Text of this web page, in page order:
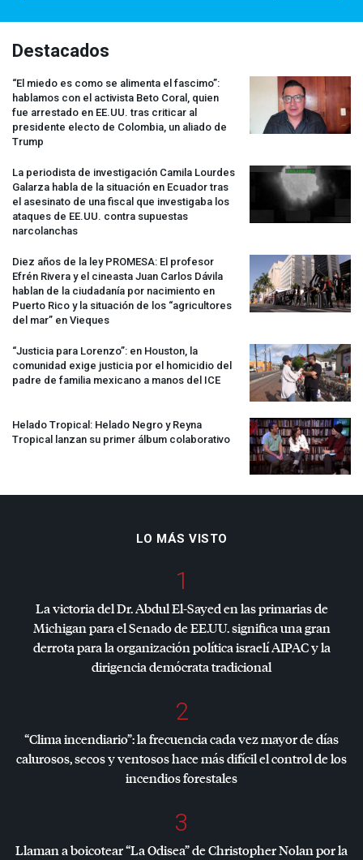
Destacados
“El miedo es como se alimenta el fascimo”:
hablamos con el activista Beto Coral, quien
fue arrestado en EE.UU. tras criticar al
presidente electo de Colombia, un aliado de
Trump
La periodista de investigación Camila Lourdes
Galarza habla de la situación en Ecuador tras
el asesinato de una fiscal que investigaba los
ataques de EE.UU. contra supuestas
narcolanchas
Diez años de la ley PROMESA: El profesor
Efrén Rivera y el cineasta Juan Carlos Dávila
hablan de la ciudadanía por nacimiento en
Puerto Rico y la situación de los “agricultores
del mar” en Vieques
“Justicia para Lorenzo”: en Houston, la
comunidad exige justicia por el homicidio del
padre de familia mexicano a manos del ICE
Helado Tropical: Helado Negro y Reyna
Tropical lanzan su primer álbum colaborativo
LO MÁS VISTO
1
La victoria del Dr. Abdul El-Sayed en las primarias de
Michigan para el Senado de EE.UU. significa una gran
derrota para la organización política israelíAIPACy la
dirigencia demócrata tradicional
2
“Clima incendiario”: la frecuencia cada vez mayor de días
calurosos, secos y ventosos hace más difícil el control de los
incendios forestales
3
Llaman a boicotear “La Odisea” de Christopher Nolan por la